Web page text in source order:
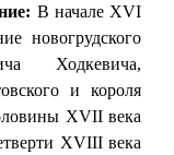
В начале XVI
новогрудского
Ходкевича,
и короля
XVII века
XVIII века